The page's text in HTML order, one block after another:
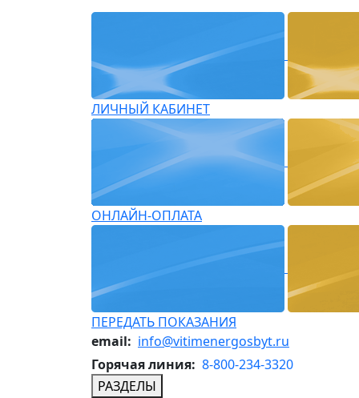
ЛИЧНЫЙ КАБИНЕТ
ОНЛАЙН-ОПЛАТА
ПЕРЕДАТЬ ПОКАЗАНИЯ
email: info@vitimenergosbyt.ru
Горячая линия: 8-800-234-3320
РАЗДЕЛЫ